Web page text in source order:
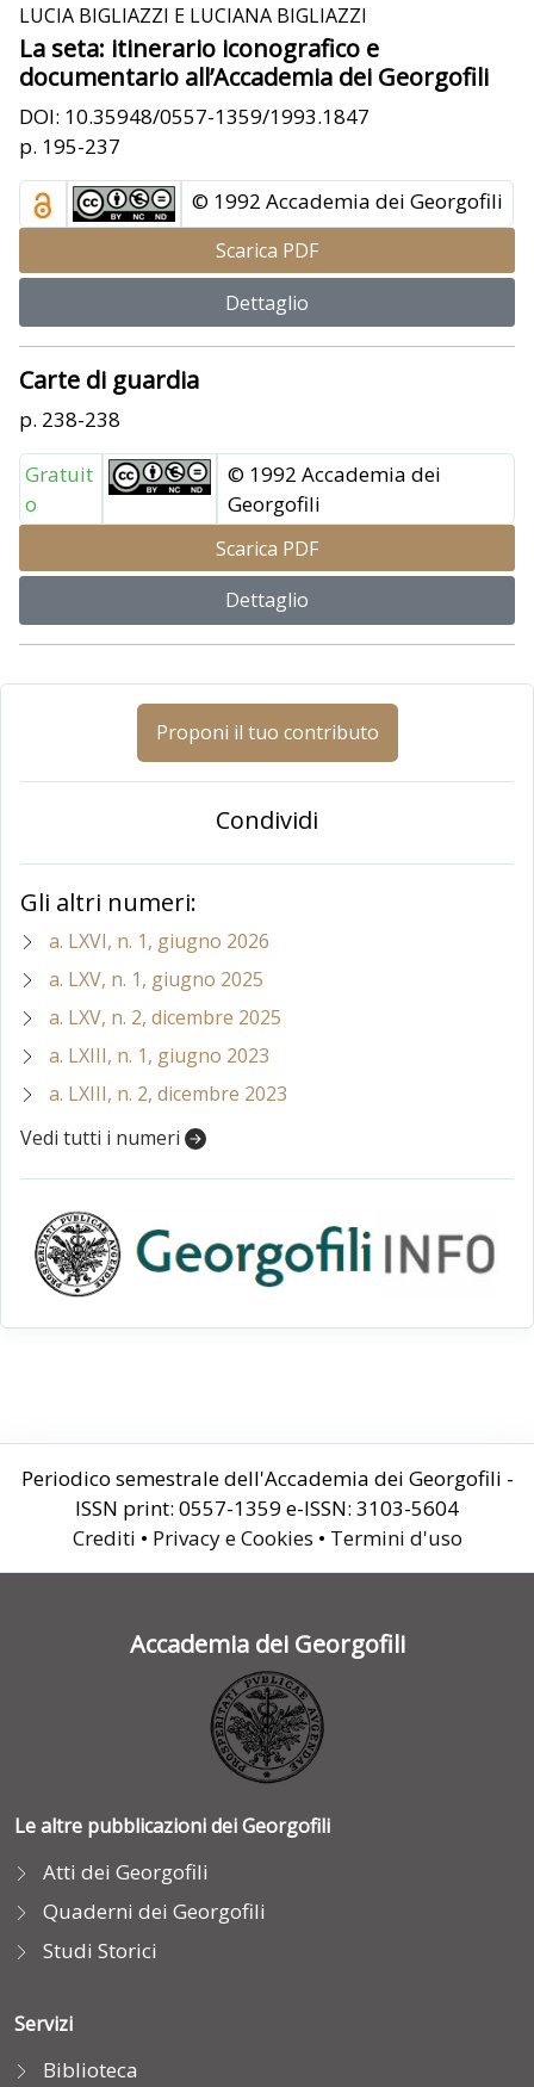
LUCIA BIGLIAZZI E LUCIANA BIGLIAZZI
La seta: itinerario iconografico e
documentario all’Accademia dei Georgofili
DOI: 10.35948/0557-1359/1993.1847
p. 195-237
© 1992 Accademia dei Georgofili
Scarica PDF
Dettaglio
Carte di guardia
p. 238-238
Gratuit
o
© 1992 Accademia dei
Georgofili
Scarica PDF
Dettaglio
Proponi il tuo contributo
Condividi
Gli altri numeri:
a. LXVI, n. 1, giugno 2026
a. LXV, n. 1, giugno 2025
a. LXV, n. 2, dicembre 2025
a. LXIII, n. 1, giugno 2023
a. LXIII, n. 2, dicembre 2023
Vedi tutti i numeri
Periodico semestrale dell'Accademia dei Georgofili -
ISSN print: 0557-1359 e-ISSN: 3103-5604
Crediti • Privacy e Cookies • Termini d'uso
Accademia dei Georgofili
Le altre pubblicazioni dei Georgofili
Atti dei Georgofili
Quaderni dei Georgofili
Studi Storici
Servizi
Biblioteca